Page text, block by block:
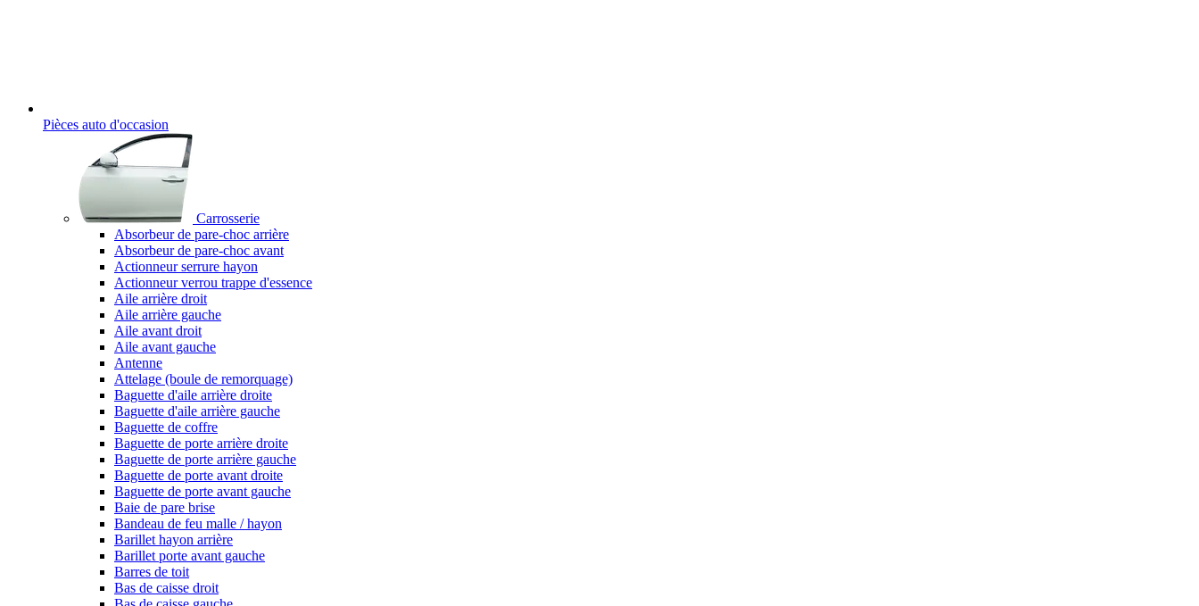
Pièces auto d'occasion
Carrosserie
Absorbeur de pare-choc arrière
Absorbeur de pare-choc avant
Actionneur serrure hayon
Actionneur verrou trappe d'essence
Aile arrière droit
Aile arrière gauche
Aile avant droit
Aile avant gauche
Antenne
Attelage (boule de remorquage)
Baguette d'aile arrière droite
Baguette d'aile arrière gauche
Baguette de coffre
Baguette de porte arrière droite
Baguette de porte arrière gauche
Baguette de porte avant droite
Baguette de porte avant gauche
Baie de pare brise
Bandeau de feu malle / hayon
Barillet hayon arrière
Barillet porte avant gauche
Barres de toit
Bas de caisse droit